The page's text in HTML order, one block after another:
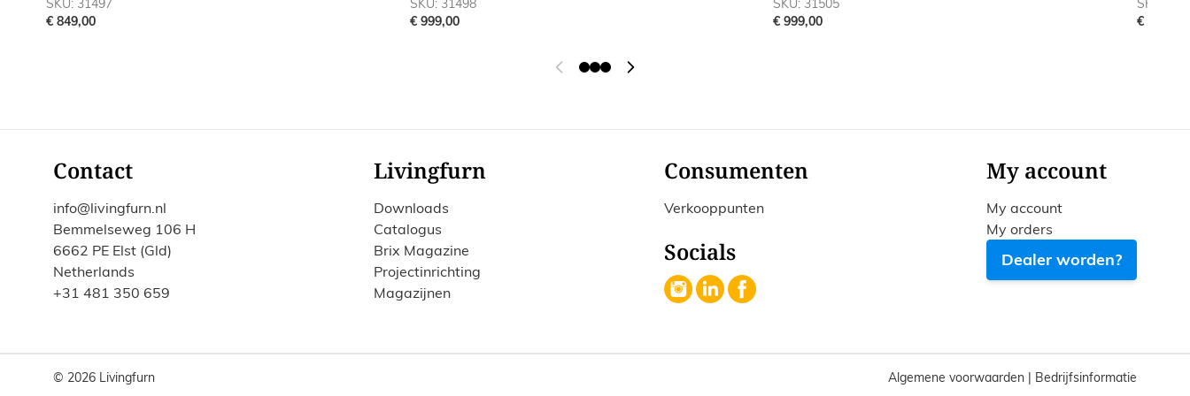
SKU: 31497
€ 849,00
SKU: 31498
€ 999,00
SKU: 31505
€ 999,00
SKU:
€ 179,00
Contact
info@livingfurn.nl
Bemmelseweg 106 H
6662 PE Elst (Gld)
Netherlands
+31 481 350 659
Livingfurn
Downloads
Catalogus
Brix Magazine
Projectinrichting
Magazijnen
Consumenten
Verkooppunten
Socials
My account
My account
My orders
Dealer worden?
© 2026 Livingfurn Algemene voorwaarden | Bedrijfsinformatie